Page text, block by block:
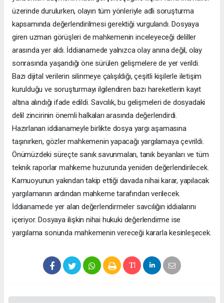
üzerinde durulurken, olayın tüm yönleriyle adli soruşturma
kapsamında değerlendirilmesi gerektiği vurgulandı. Dosyaya
giren uzman görüşleri de mahkemenin inceleyeceği deliller
arasında yer aldı. İddianamede yalnızca olay anına değil, olay
sonrasında yaşandığı öne sürülen gelişmelere de yer verildi.
Bazı dijital verilerin silinmeye çalışıldığı, çeşitli kişilerle iletişim
kurulduğu ve soruşturmayı ilgilendiren bazı hareketlerin kayıt
altına alındığı ifade edildi. Savcılık, bu gelişmeleri de dosyadaki
delil zincirinin önemli halkaları arasında değerlendirdi.
Hazırlanan iddianameyle birlikte dosya yargı aşamasına
taşınırken, gözler mahkemenin yapacağı yargılamaya çevrildi.
Önümüzdeki süreçte sanık savunmaları, tanık beyanları ve tüm
teknik raporlar mahkeme huzurunda yeniden değerlendirilecek.
Kamuoyunun yakından takip ettiği davada nihai karar, yapılacak
yargılamanın ardından mahkeme tarafından verilecek.
İddianamede yer alan değerlendirmeler savcılığın iddialarını
içeriyor. Dosyaya ilişkin nihai hukuki değerlendirme ise
yargılama sonunda mahkemenin vereceği kararla kesinleşecek.